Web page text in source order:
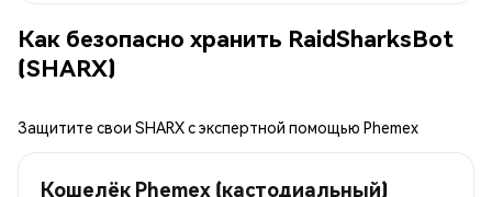
Как безопасно хранить RaidSharksBot
(SHARX)
Защитите свои SHARX с экспертной помощью Phemex
Кошелёк Phemex (кастодиальный)